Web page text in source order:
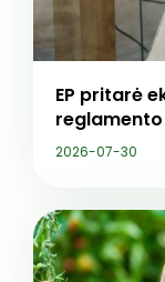
EP pritarė
2026-07-30